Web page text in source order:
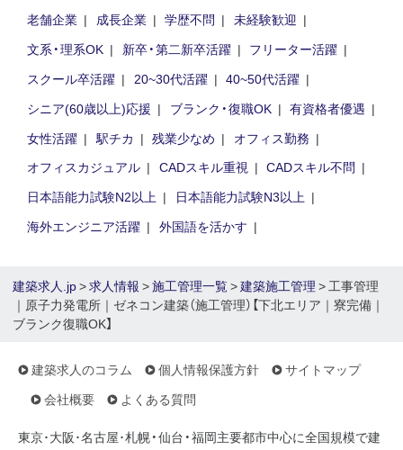
老舗企業
成長企業 学歴不問
未経験歓迎
文系・理系OK
新卒・第二新卒活躍
フリーター活躍
スクール卒活躍
20~30代活躍
40~50代活躍
シニア(60歳以上)応援
ブランク・復職OK
有資格者優遇
女性活躍
駅チカ 残業少なめ
オフィス勤務
オフィスカジュアル
CADスキル重視
CADスキル不問
日本語能力試験N2以上
日本語能力試験N3以上
海外エンジニア活躍
外国語を活かす
建築求人.jp>求人情報 >施工管理一覧>建築施工管理 > 工事管理
｜原子力発電所｜ゼネコン建築（施工管理）【下北エリア｜寮完備｜
ブランク復職OK】
建築求人のコラム 個人情報保護方針
サイトマップ
会社概要
よくある質問
東京･大阪･名古屋･札幌・仙台・福岡主要都市中心に全国規模で建